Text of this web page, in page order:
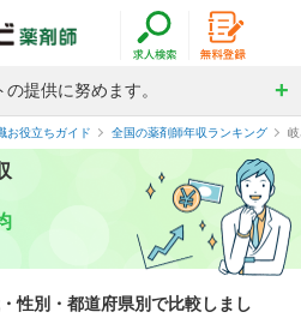
提供に努めます。
お役立ちガイド 全国の薬剤師年収ランキング
性別・都道府県別で比較しまし